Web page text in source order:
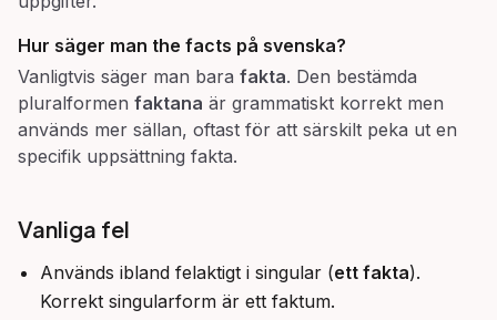
Hur säger man the facts på svenska?
Vanligtvis säger man bara fakta. Den bestämda
pluralformen faktana är grammatiskt korrekt men
används mer sällan, oftast för att särskilt peka ut en
specifik uppsättning fakta.
Vanliga fel
Används ibland felaktigt i singular (ett fakta).
Korrekt singularform är ett faktum.